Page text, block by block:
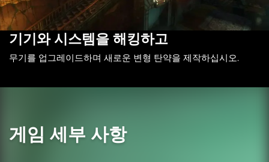
기기와 시스템을 해킹하고
무기를 업그레이드하며 새로운 변형 탄약을 제작하십시오.
게임 세부 사항